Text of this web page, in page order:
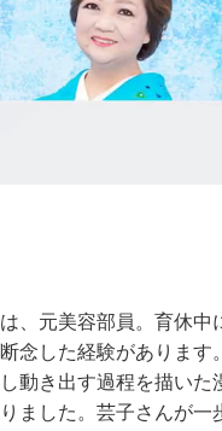
、元美容部員。育休
念した経験がありま
動き出す過程を描い
ました。芸子さんが